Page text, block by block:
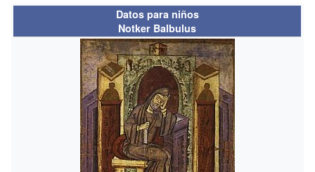
Datos para niños
Notker Balbulus